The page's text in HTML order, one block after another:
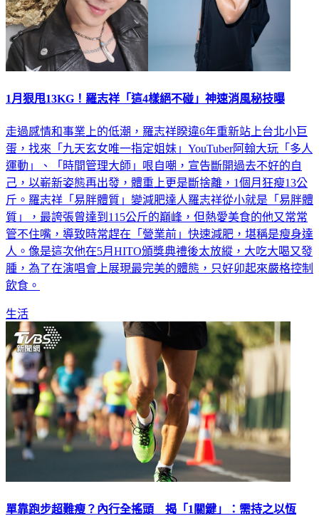
1月狠甩13KG！羅志祥「這4樣絕不碰」神速消風秘技曝
走過感情和事業上的低潮，羅志祥睽違6年重新站上台北小巨
蛋，找來「九天玄女唯一指定姐妹」YouTuber阿翰大玩「多人
運動」、「時間管理大師」哏自嘲，宣告斷開過去不好的自
己，以嶄新姿態再出發，體重上更是斷捨離，1個月狂瘦13公
斤。羅志祥「易胖體質」變減肥達人羅志祥從小就是「易胖體
質」，最誇張曾達到115公斤的巔峰，但熱愛美食的他又常常
管不住嘴，導致時常趕在「營業前」快速減肥，堪稱是瘦身達
人。像是這次他在5月HITO頒獎典禮後太放縱，大吃大喝又發
腫，為了在演唱會上展現最完美的體態，只好卯起來嚴格控制
飲食。
生活
單靠跑步超難瘦？內行全搖頭 揭「1關鍵」：需持之以恆